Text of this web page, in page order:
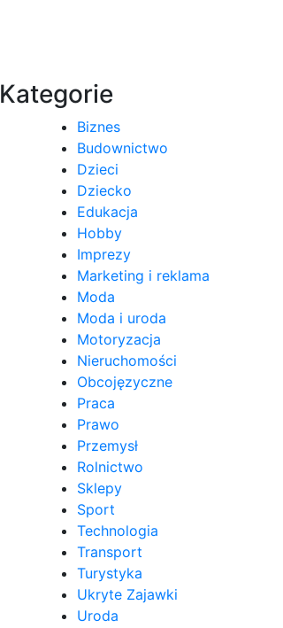
Kategorie
Biznes
Budownictwo
Dzieci
Dziecko
Edukacja
Hobby
Imprezy
Marketing i reklama
Moda
Moda i uroda
Motoryzacja
Nieruchomości
Obcojęzyczne
Praca
Prawo
Przemysł
Rolnictwo
Sklepy
Sport
Technologia
Transport
Turystyka
Ukryte Zajawki
Uroda